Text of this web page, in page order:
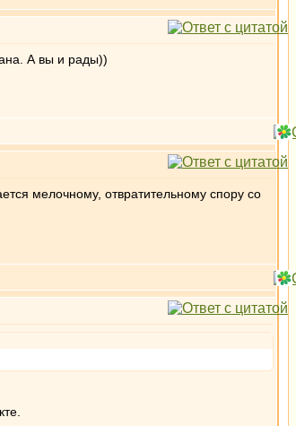
А вы и рады))
мелочному, отвратительному спору со